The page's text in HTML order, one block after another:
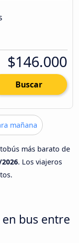
$146.000
Buscar
mañana
más barato de
. Los viajeros
bus entre